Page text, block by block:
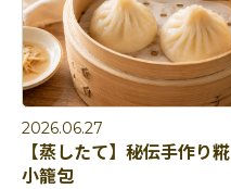
2026.06.27
【蒸したて】秘伝手作り糀
小籠包